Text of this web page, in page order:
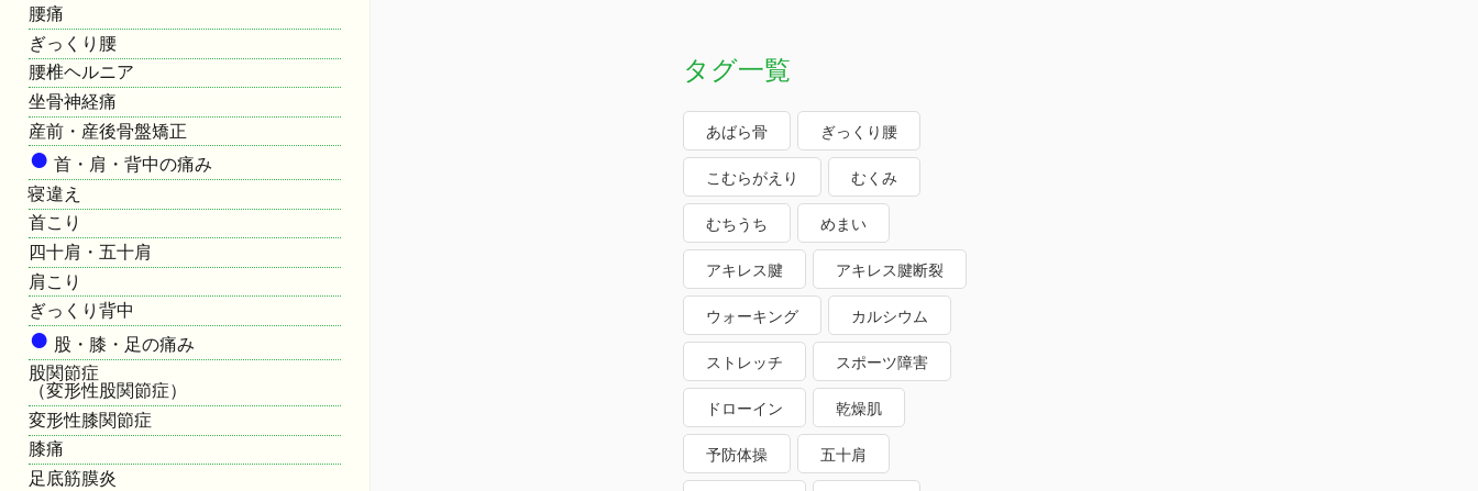
腰痛
ぎっくり腰
腰椎ヘルニア
坐骨神経痛
産前・産後骨盤矯正
● 首・肩・背中の痛み
寝違え
首こり
四十肩・五十肩
肩こり
ぎっくり背中
● 股・膝・足の痛み
股関節症
（変形性股関節症）
変形性膝関節症
膝痛
足底筋膜炎
タグ一覧
あばら骨 ぎっくり腰
こむらがえり むくみ
むちうち めまい
アキレス腱 アキレス腱断裂
ウォーキング カルシウム
ストレッチ スポーツ障害
ドローイン 乾燥肌
予防体操 五十肩